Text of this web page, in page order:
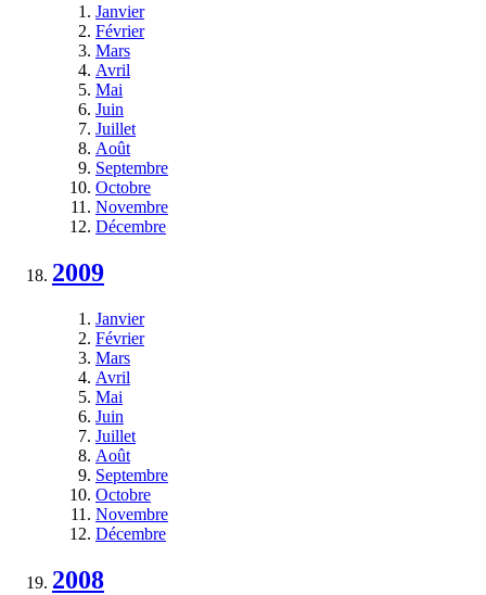
Janvier
Février
Mars
Avril
Mai
Juin
Juillet
Août
Septembre
Octobre
Novembre
Décembre
2009
Janvier
Février
Mars
Avril
Mai
Juin
Juillet
Août
Septembre
Octobre
Novembre
Décembre
2008